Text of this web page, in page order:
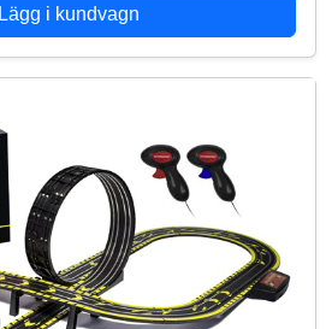
Lägg i kundvagn